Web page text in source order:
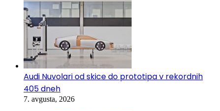
Audi Nuvolari od skice do prototipa v rekordnih
405 dneh
7. avgusta, 2026